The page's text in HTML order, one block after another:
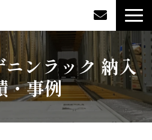
ンラック 納入
・事例